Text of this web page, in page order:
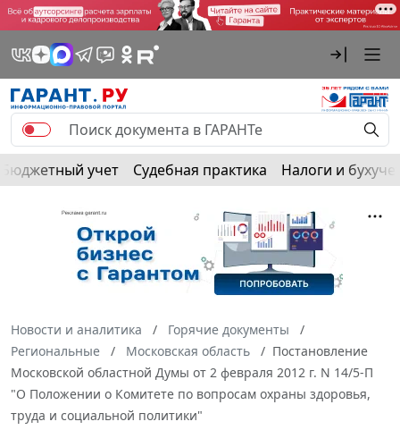
Бюджетный учет Судебная практика Налоги и
Новости и аналитика
Горячие документы
Региональные
Московская область
Постановление
Московской областной Думы от 2 февраля 2012 г. N 14/5-П
"О Положении о Комитете по вопросам охраны здоровья,
труда и социальной политики"